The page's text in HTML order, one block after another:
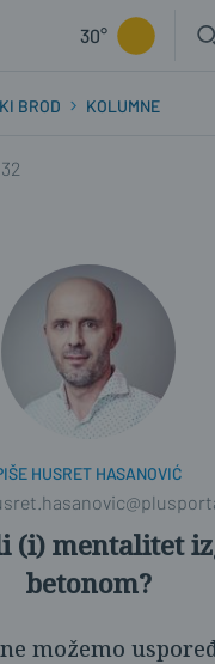
30°
BROD KOLUMNE
HUSRET HASANOVIĆ
(i) mentalitet
betonom?
možemo